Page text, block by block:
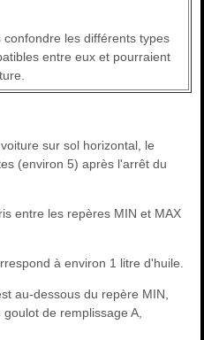
les différents types
entre eux et pourraient
sur sol horizontal, le
(environ 5) après l'arrêt du
entre les repères MIN et MAX
à environ 1 litre d'huile.
au-dessous du repère MIN,
de remplissage A,